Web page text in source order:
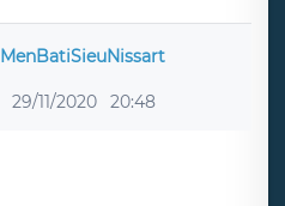
MenBatiSieuNissart
29/11/2020 20:48